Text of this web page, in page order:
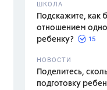
ШКОЛА
Подскажите, как
отношением
ребенку?
15
НОВОСТИ
Поделитесь,
подготовку